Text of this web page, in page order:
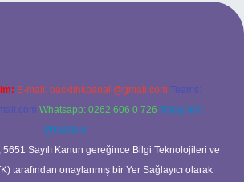
E-mail: backlinkpaneli@gmail.com Teams:
Whatsapp: 0262 606 0 726 Telegram:
@karabul
5651 Sayılı Kanun gereğince Bilgi Teknolojileri ve
tarafından onaylanmış bir Yer Sağlayıcı olarak